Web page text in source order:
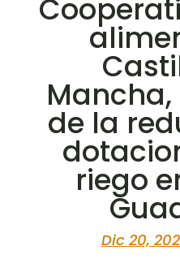
de la
riego
Dic 20,